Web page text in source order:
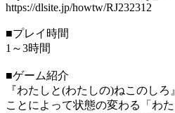
https://dlsite.jp/howtw/RJ232312
■プレイ時間
1～3時間
■ゲーム紹介
『わたしと(わたしの)ねこのし
ことによって状態の変わる「わ